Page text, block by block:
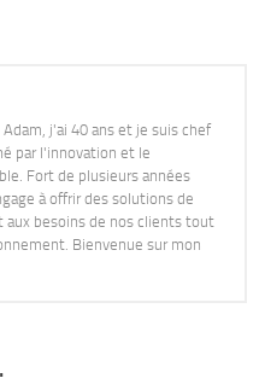
j'ai 40 ans et je suis chef
par l'innovation et le
Fort de plusieurs années
à offrir des solutions de
aux besoins de nos clients tout
Bienvenue sur mon